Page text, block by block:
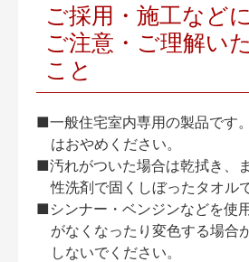
ご採用・施工など
ご注意・ご理解い
こと
■一般住宅室内専用の製品です
はおやめください。
■汚れがついた場合は乾拭き、
性洗剤で固くしぼったタオル
■シンナー・ベンジンなどを使
がなくなったり変色する場合
しないでください。